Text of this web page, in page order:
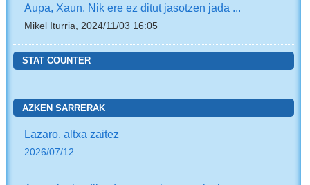
Aupa, Xaun. Nik ere ez ditut jasotzen jada ...
Mikel Iturria, 2024/11/03 16:05
STAT COUNTER
AZKEN SARRERAK
Lazaro, altxa zaitez
2026/07/12